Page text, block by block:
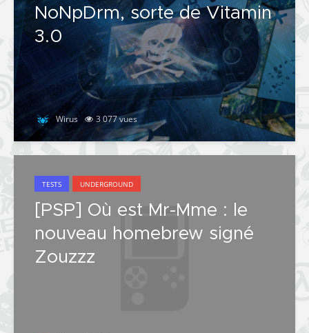
NoNpDrm, sorte de Vitamin
3.0
Wirus 3 077 vues
TESTS UNDERGROUND
[PSP] Où est Mr-Mme : le
nouveau homebrew signé
Zouzzz